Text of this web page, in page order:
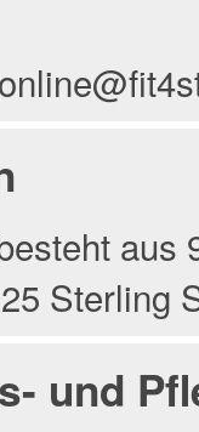
aus
Sterling
und